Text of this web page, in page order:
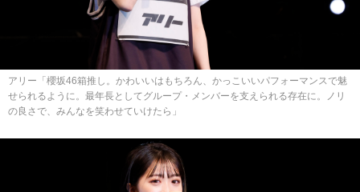
アリー「櫻坂46箱推し。かわいいはもちろん、かっこいいパフォーマンスで魅
せられるように。最年長としてグループ・メンバーを支えられる存在に。ノリ
の良さで、みんなを笑わせていけたら」